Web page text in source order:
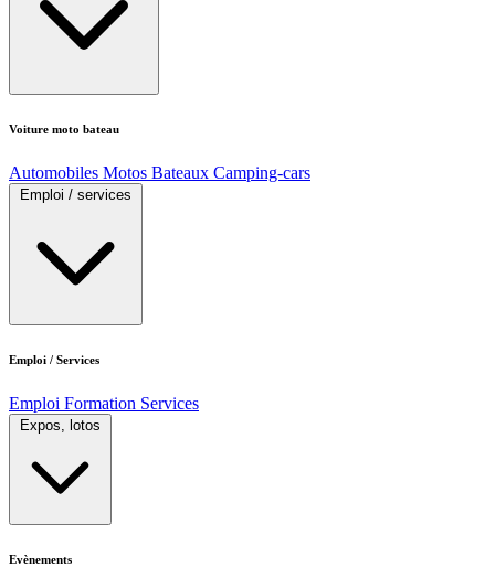
Voiture moto bateau
Automobiles Motos Bateaux Camping-cars
Emploi / services
Emploi / Services
Emploi Formation Services
Expos, lotos
Evènements